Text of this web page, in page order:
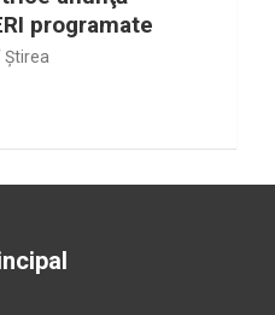
programate
Ştirea